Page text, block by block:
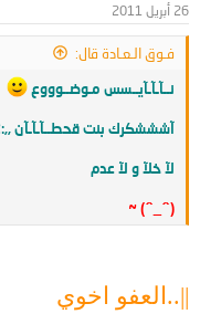
26 أبريل 2011
فـوق الـعـادة قال:
نــآـآـآيــسس مـوضــوووع
آشششكرك بنت قحطــآـآـآن ,,:icon242:
لآ خلآ و لآ عدم
(^_^) ~
||..العفو اخوي